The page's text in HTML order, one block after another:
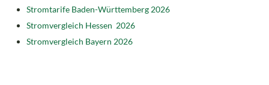
Stromtarife Baden-Württemberg 2026
Stromvergleich Hessen 2026
Stromvergleich Bayern 2026